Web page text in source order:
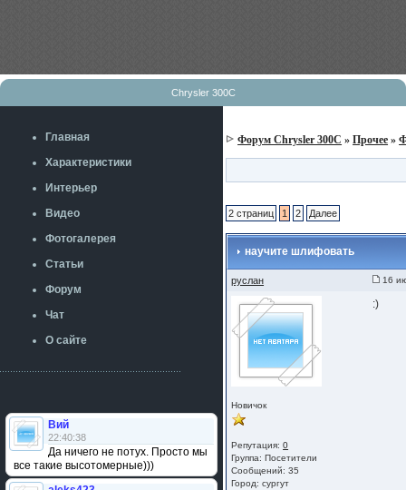
Chrysler 300C
Главная
Характеристики
Интерьер
Видео
Фотогалерея
Статьи
Форум
Чат
О сайте
Вий
22:40:38
Да ничего не потух. Просто мы
все такие высотомерные)))
Форум Chrysler 300C »Прочее »
2 страниц 1 2 Далее
научите шлифовать
руслан 16
Новичок
Репутация:0
Группа:Посетители
Сообщений: 35
Город: сургут
:)